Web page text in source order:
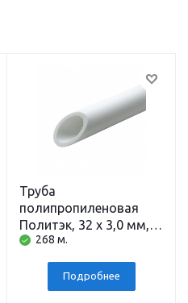
Труба
полипропиленовая
Политэк, 32 x 3,0 мм,
PN10, 4 м
268 м.
Подробнее